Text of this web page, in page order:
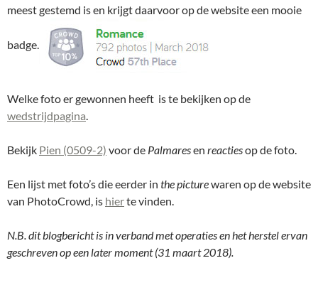
meest gestemd is en krijgt daarvoor op de website een mooie
badge.
Welke foto er gewonnen heeft is te bekijken op de
wedstrijdpagina
Bekijk Pien (0509-2) voor de Palmaresen reactiesop de foto.
Een lijst met foto’s die eerder in the picturewaren op de website
van PhotoCrowd, is hierte vinden.
N.B. dit blogbericht is in verband met operaties en het herstel ervan
geschreven op een later moment (31 maart 2018).